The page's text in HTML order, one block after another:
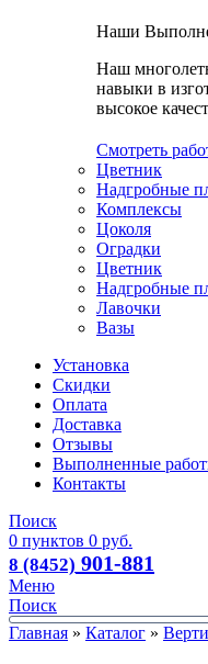
Наши
Наш
навыки в
высокое
Смотреть
Цветник
Надгробные
Комплексы
Цоколя
Оградки
Цветник
Надгробные
Лавочки
Вазы
Установка
Скидки
Оплата
Доставка
Отзывы
Выполненные
Контакты
Поиск
0 пунктов 0 руб.
8 (8452) 901-881
Меню
Поиск
Главная » Каталог »